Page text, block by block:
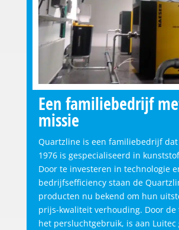
Een familiebedrijf
missie
Quartzline is een familiebedrijf
1976 is gespecialiseerd in
Door te investeren in technologie
bedrijfsefficiency staan de
producten nu bekend om hun
prijs-kwaliteit verhouding. Door de
het persluchtgebruik, is aan Luitec